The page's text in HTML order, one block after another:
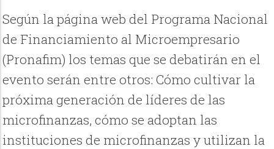
Según la página web del Programa Nacional
de Financiamiento al Microempresario
(Pronafim) los temas que se debatirán en el
evento serán entre otros: Cómo cultivar la
próxima generación de líderes de las
microfinanzas, cómo se adoptan las
instituciones de microfinanzas y utilizan la